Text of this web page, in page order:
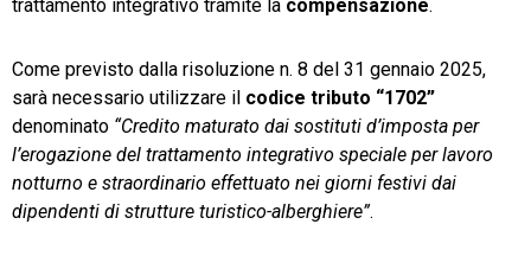
trattamento integrativo tramite la compensazione.
Come previsto dalla risoluzione n. 8 del 31 gennaio 2025,
sarà necessario utilizzare il codice tributo “1702”
denominato “Credito maturato dai sostituti d’imposta per
l’erogazione del trattamento integrativo speciale per lavoro
notturno e straordinario effettuato nei giorni festivi dai
dipendenti di strutture turistico-alberghiere”.